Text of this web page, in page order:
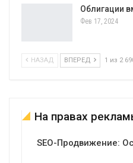
Облигации
Фев 17, 2024
НАЗАД ВПЕРЕД 1 из 2
На правах
SEO-Продвижение: